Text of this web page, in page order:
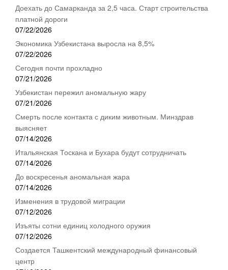
Доехать до Самарканда за 2,5 часа. Старт строительства
платной дороги
07/22/2026
Экономика Узбекистана выросла на 8,5%
07/22/2026
Сегодня почти прохладно
07/21/2026
Узбекистан пережил аномальную жару
07/21/2026
Смерть после контакта с диким животным. Минздрав
выясняет
07/14/2026
Итальянская Тоскана и Бухара будут сотрудничать
07/14/2026
До воскресенья аномальная жара
07/14/2026
Изменения в трудовой миграции
07/12/2026
Изъяты сотни единиц холодного оружия
07/12/2026
Создается Ташкентский международный финансовый
центр